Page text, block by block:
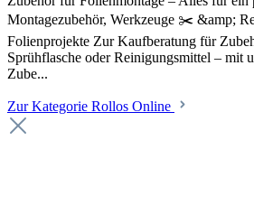
Montagezubehör, Werkzeuge ✂️ &amp;
Folienprojekte Zur Kaufberatung für
Sprühflasche oder Reinigungsmittel – mit
Zube...
Zur Kategorie Rollos Online